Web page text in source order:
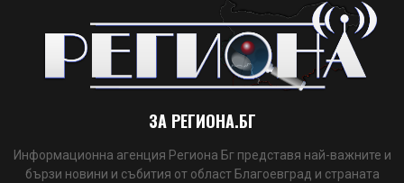
ЗА РЕГИОНА.БГ
Информационна агенция Региона Бг представя най-важните и
бързи новини и събития от област Благоевград и страната